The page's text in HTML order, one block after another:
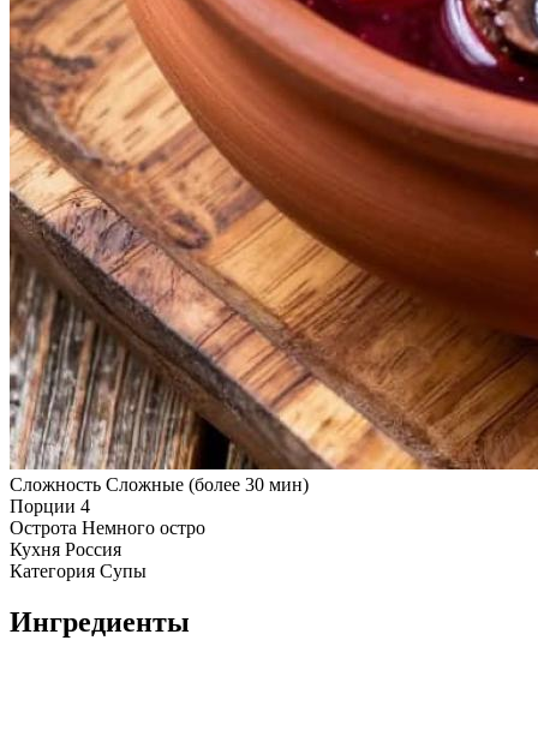
Сложность Сложные (более 30 мин)
Порции 4
Острота Немного остро
Кухня Россия
Категория Супы
Ингредиенты